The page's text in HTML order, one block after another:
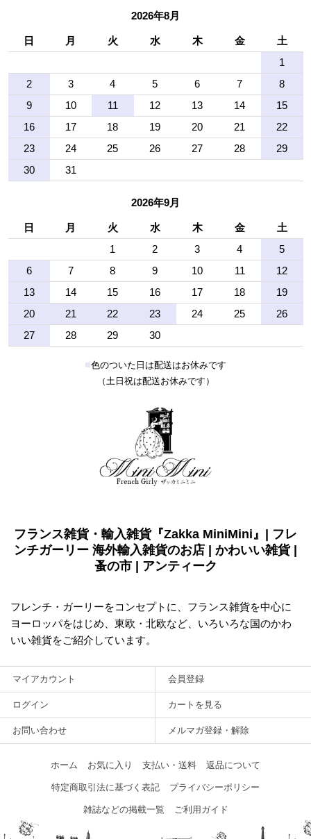
2026年8月
日 月 火 水 木 金
土
1
2
3 4 5 6 7
8
9
10 11 12 13 14
15
16
17 18 19 20 21
22
23
24 25 26 27 28
29
30
31
2026年9月
日 月 火 水 木 金
土
1
2 3 4
5
6
7 8 9 10 11
12
13
14 15 16 17 18
19
20
21 22 23 24 25
26
27
28 29 30
■色のついた日は配送はお休みです
（土日祝は配送お休みです）
フランス雑貨・輸入雑貨『Zakka MiniMini』| フレ
ンチガーリー 海外輸入雑貨のお店 | かわいい雑貨 |
蚤の市 | アンティーク
フレンチ・ガーリーをコンセプトに、フランス雑貨を中心に
ヨーロッパをはじめ、東欧・北欧など、いろいろな国のかわ
いい雑貨をご紹介しています。
マイアカウント 会員登録
ログイン カートを見る
お問い合わせ メルマガ登録・解除
ホーム お気に入り 支払い・送料 返品について
特定商取引法に基づく表記 プライバシーポリシー
雑誌などの掲載一覧 ご利用ガイド